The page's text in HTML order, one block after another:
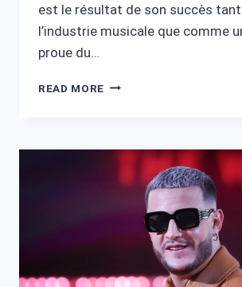
est le résultat de son succès
l’industrie musicale que comme
proue du…
READ MORE ROCH
LA
D’UNE
LÉGENDE
MUSICALE